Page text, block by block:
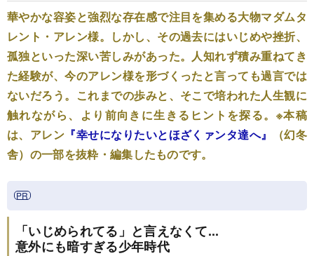
華やかな容姿と強烈な存在感で注目を集める大物マダムタ
レント・アレン様。しかし、その過去にはいじめや挫折、
孤独といった深い苦しみがあった。人知れず積み重ねてき
た経験が、今のアレン様を形づくったと言っても過言では
ないだろう。これまでの歩みと、そこで培われた人生観に
触れながら、より前向きに生きるヒントを探る。※本稿
は、アレン 『幸せになりたいとほざくァンタ達へ』
（幻冬
舎）の一部を抜粋・編集したものです。
「いじめられてる」と言えなくて...
意外にも暗すぎる少年時代